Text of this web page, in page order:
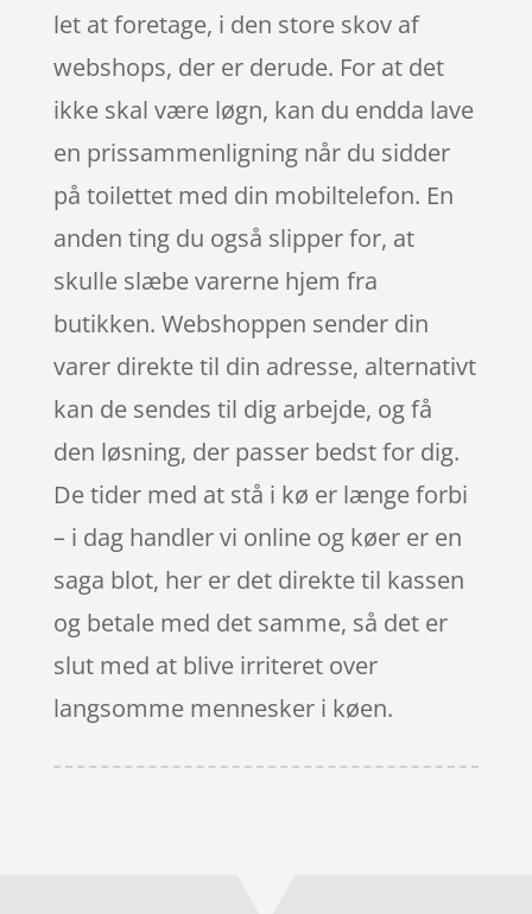
let at foretage, i den store skov af
webshops, der er derude. For at det
ikke skal være løgn, kan du endda lave
en prissammenligning når du sidder
på toilettet med din mobiltelefon. En
anden ting du også slipper for, at
skulle slæbe varerne hjem fra
butikken. Webshoppen sender din
varer direkte til din adresse, alternativt
kan de sendes til dig arbejde, og få
den løsning, der passer bedst for dig.
De tider med at stå i kø er længe forbi
– i dag handler vi online og køer er en
saga blot, her er det direkte til kassen
og betale med det samme, så det er
slut med at blive irriteret over
langsomme mennesker i køen.